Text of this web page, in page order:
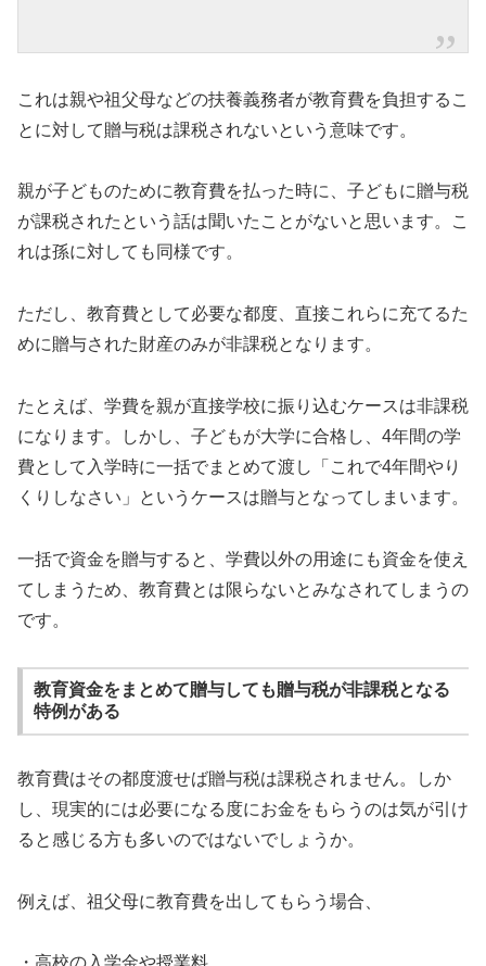
これは親や祖父母などの扶養義務者が教育費を負担するこ
とに対して贈与税は課税されないという意味です。
親が子どものために教育費を払った時に、子どもに贈与税
が課税されたという話は聞いたことがないと思います。こ
れは孫に対しても同様です。
ただし、教育費として必要な都度、直接これらに充てるた
めに贈与された財産のみが非課税となります。
たとえば、学費を親が直接学校に振り込むケースは非課税
になります。しかし、子どもが大学に合格し、4年間の学
費として入学時に一括でまとめて渡し「これで4年間やり
くりしなさい」というケースは贈与となってしまいます。
一括で資金を贈与すると、学費以外の用途にも資金を使え
てしまうため、教育費とは限らないとみなされてしまうの
です。
教育資金をまとめて贈与しても贈与税が非課税となる
特例がある
教育費はその都度渡せば贈与税は課税されません。しか
し、現実的には必要になる度にお金をもらうのは気が引け
ると感じる方も多いのではないでしょうか。
例えば、祖父母に教育費を出してもらう場合、